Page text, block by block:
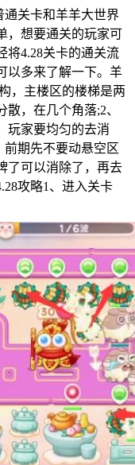
通关卡和羊羊大世界
，想要通关的玩家可
将4.28关卡的通关流
以多来了解一下。羊
，主楼区的楼梯是两
，在几个角落;2、
玩家要均匀的去消
前期先不要动悬空区
了可以消除了，再去
攻略1、进入关卡